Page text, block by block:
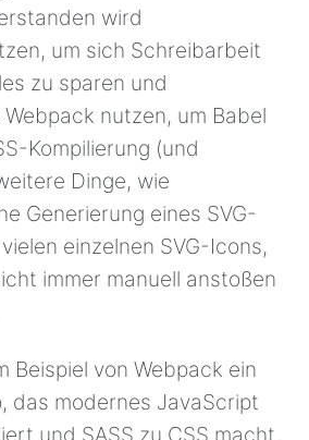
wird
um sich Schreibarbeit
zu sparen und
Webpack nutzen, um Babel
Kompilierung (und
Dinge, wie
Generierung eines SVG-
einzelnen SVG-Icons,
immer manuell anstoßen
Beispiel von Webpack ein
das modernes JavaScript